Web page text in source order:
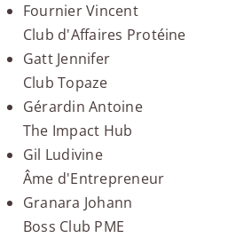
Fournier Vincent
Club d'Affaires Protéine
Gatt Jennifer
Club Topaze
Gérardin Antoine
The Impact Hub
Gil Ludivine
Âme d'Entrepreneur
Granara Johann
Boss Club PME